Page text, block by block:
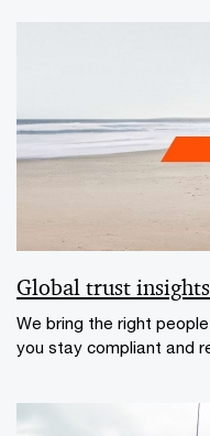
Global trust insights
We bring the right
you stay compliant and